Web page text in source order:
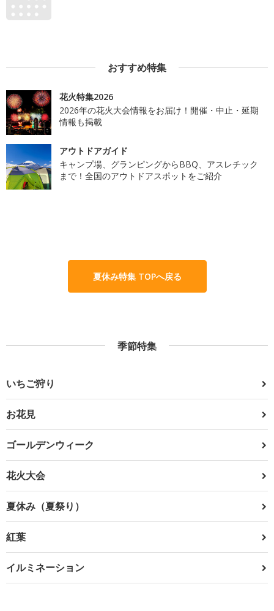
おすすめ特集
花火特集2026
2026年の花火大会情報をお届け！開催・中止・延期
情報も掲載
アウトドアガイド
キャンプ場、グランピングからBBQ、アスレチック
まで！全国のアウトドアスポットをご紹介
夏休み特集 TOPへ戻る
季節特集
いちご狩り
お花見
ゴールデンウィーク
花火大会
夏休み（夏祭り）
紅葉
イルミネーション